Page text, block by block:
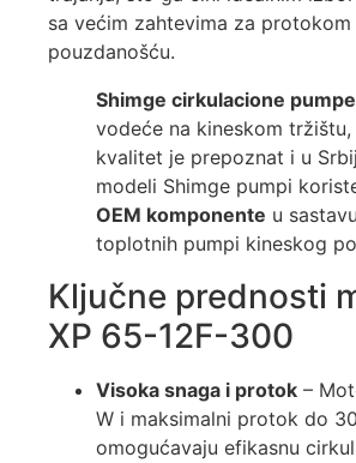
sa većim zahtevima za protokom
pouzdanošću.
Shimge cirkulacione pumpe
vodeće na kineskom
kvalitet je prepoznat i u
modeli Shimge pumpi
OEM komponente u sastavu
toplotnih pumpi kineskog
Ključne prednosti
XP 65-12F-300
Visoka snaga i protok –
W i maksimalni protok do
omogućavaju efikasnu